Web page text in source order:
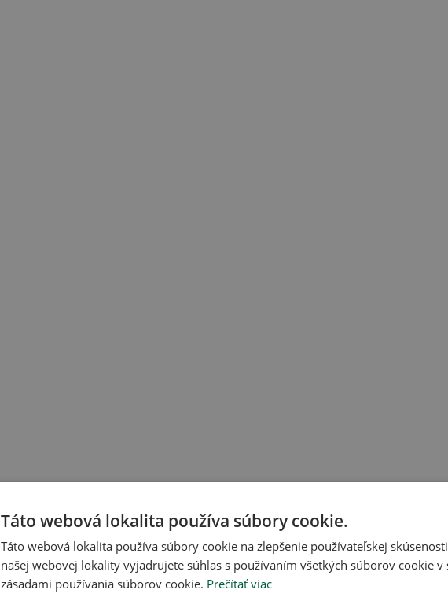
Táto webová lokalita používa súbory cookie.
Táto webová lokalita používa súbory cookie na zlepšenie používateľskej
našej webovej lokality vyjadrujete súhlas s používaním všetkých súborov cookie v
zásadami používania súborov cookie. Prečítať viac